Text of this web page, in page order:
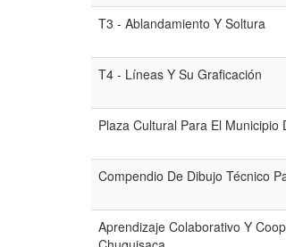
T3 - Ablandamiento Y Soltura
T4 - Líneas Y Su Graficación
Plaza Cultural Para El Municipio
Compendio De Dibujo Técnico
Aprendizaje Colaborativo Y